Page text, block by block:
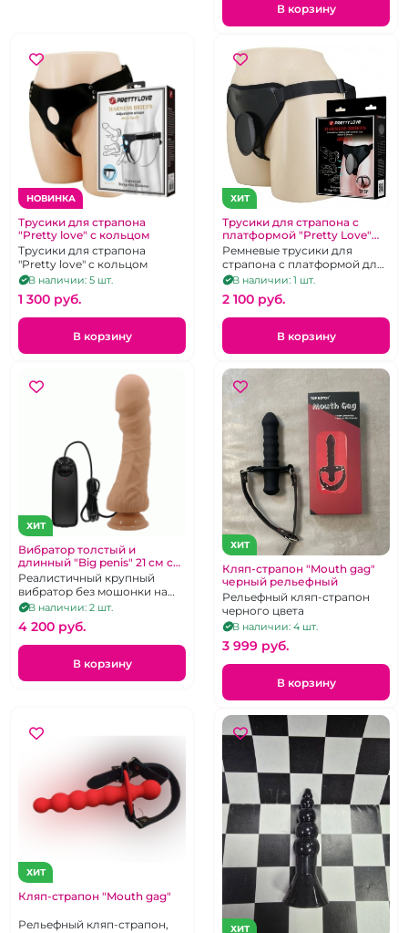
В корзину
НОВИНКА
Трусики для страпона
"Pretty love" с кольцом
Трусики для страпона
"Pretty love" с кольцом
В наличии: 5 шт.
1 300 pуб.
В корзину
ХИТ
Трусики для страпона с
платформой "Pretty Love"
Caludio1 черные
Ремневые трусики для
страпона с платформой для
любых фаллосов и пробок
на присоске
В наличии: 1 шт.
2 100 pуб.
В корзину
ХИТ
Вибратор толстый и
длинный "Big penis" 21 см с
крупной головкой 5,3 см
Реалистичный крупный
вибратор без мошонки на
пульте управления
В наличии: 2 шт.
4 200 pуб.
В корзину
ХИТ
Кляп-страпон "Mouth gag"
черный рельефный
Рельефный кляп-страпон
черного цвета
В наличии: 4 шт.
3 999 pуб.
В корзину
ХИТ
Кляп-страпон "Mouth gag"
Рельефный кляп-страпон,
ХИТ